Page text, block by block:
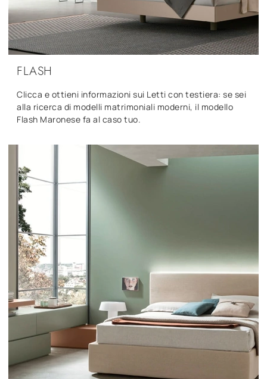
FLASH
Clicca e ottieni informazioni sui Letti con testiera: se sei
alla ricerca di modelli matrimoniali moderni, il modello
Flash Maronese fa al caso tuo.